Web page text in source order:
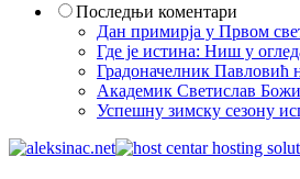
Последњи коментари
Дан примирја у Првом
Где је истина: Ниш у
Градоначелник Павловић
Академик Светислав
Успешну зимску сезону